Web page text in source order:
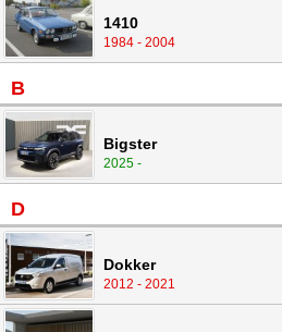
1410
1984 - 2004
B
Bigster
2025 -
D
Dokker
2012 - 2021